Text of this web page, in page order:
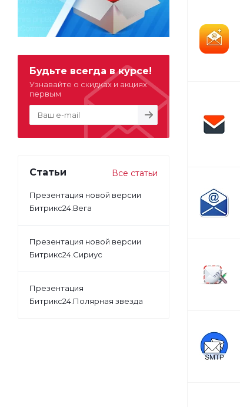
Будьте всегда в курсе!
Узнавайте о скидках и акциях
первым
Статьи Все статьи
Презентация новой версии
Битрикс24.Вега
Презентация новой версии
Битрикс24.Сириус
Презентация
Битрикс24.Полярная звезда